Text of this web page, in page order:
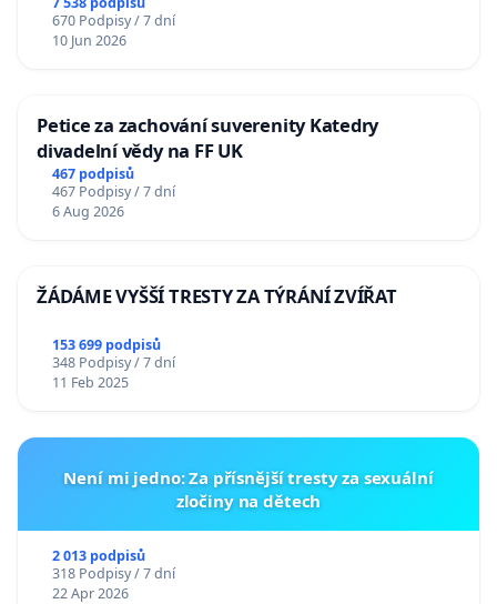
670 Podpisy / 7 dní
10 Jun 2026
Petice za zachování suverenity Katedry
divadelní vědy na FF UK
467 podpisů
467 Podpisy / 7 dní
6 Aug 2026
ŽÁDÁME VYŠŠÍ TRESTY ZA TÝRÁNÍ ZVÍŘAT
153 699 podpisů
348 Podpisy / 7 dní
11 Feb 2025
Není mi jedno: Za přísnější tresty za sexuální
zločiny na dětech
2 013 podpisů
318 Podpisy / 7 dní
22 Apr 2026